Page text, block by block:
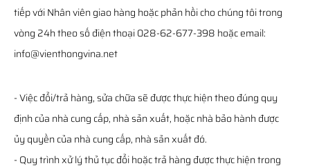
tiếp với Nhân viên giao hàng hoặc phản hồi cho chúng tôi trong
vòng 24h theo số điện thoại 028-62-677-398 hoặc email:
info@vienthongvina.net
- Việc đổi/trả hàng, sửa chữa sẽ được thực hiện theo đúng quy
định của nhà cung cấp, nhà sản xuất, hoặc nhà bảo hành được
ủy quyền của nhà cung cấp, nhà sản xuất đó.
- Quy trình xử lý thủ tục đổi hoặc trả hàng được thực hiện trong